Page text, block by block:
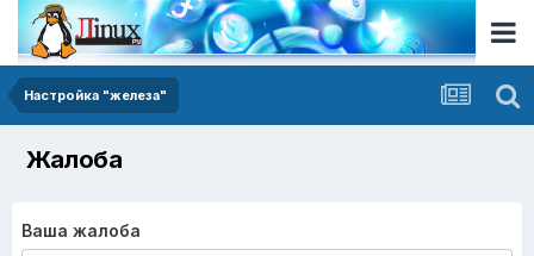
Настройка "железа"
Жалоба
Ваша жалоба